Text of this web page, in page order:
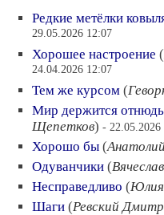
Редкие метёлки
29.05.2026 12:07
Хорошее настроение (
24.04.2026 12:07
Тем же курсом (
Мир держится отнюдь
Щепетков) - 22.05.2026
Хорошо бы (
Одуванчики (
Несправедливо (Юлия
Шаги (Ревский